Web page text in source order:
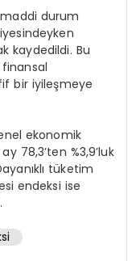
durum
kaydedildi. Bu
bir iyileşmeye
ekonomik
78,3’ten %3,9’luk
tüketim
endeksi ise